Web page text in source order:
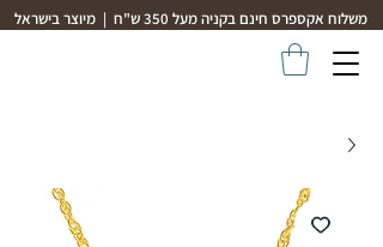
משלוח אקספרס חינם בקניה מעל 350 ש"ח | מיוצר בישראל